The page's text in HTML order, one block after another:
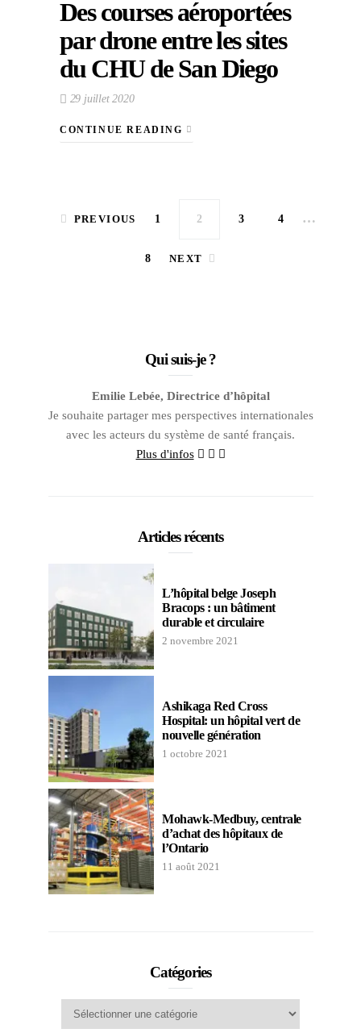
Des courses aéroportées
par drone entre les sites
du CHU de San Diego
29 juillet 2020
CONTINUE READING
PREVIOUS 1 2 3 4 …
8 NEXT
Qui suis-je ?
Emilie Lebée, Directrice d’hôpital
Je souhaite partager mes perspectives internationales
avec les acteurs du système de santé français.
Plus d'infos
Articles récents
L’hôpital belge Joseph
Bracops : un bâtiment
durable et circulaire
2 novembre 2021
Ashikaga Red Cross
Hospital: un hôpital vert de
nouvelle génération
1 octobre 2021
Mohawk-Medbuy, centrale
d’achat des hôpitaux de
l’Ontario
11 août 2021
Catégories
Catégories